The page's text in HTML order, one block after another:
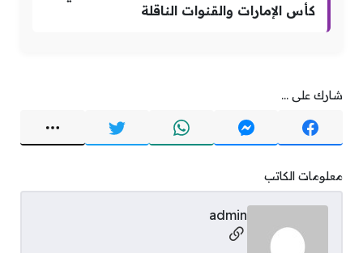
كأس الإمارات والقنوات الناقلة
شارك على ...
معلومات الكاتب
admin
مواقع التواصل